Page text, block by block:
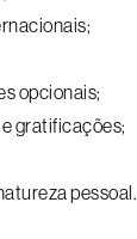
opcionais;
gratificações;
pessoal.